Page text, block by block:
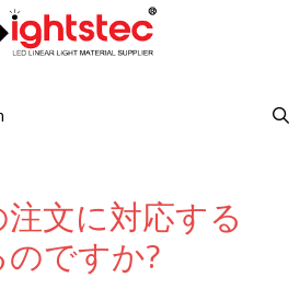
文に対応する
ですか?